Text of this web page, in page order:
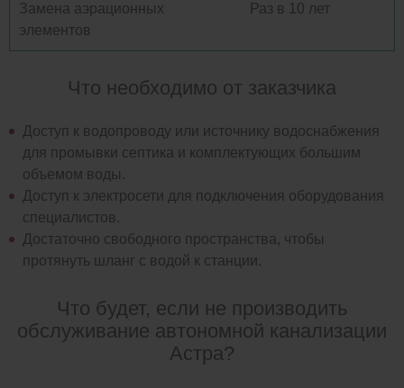
Замена аэрационных
элементов
Раз в 10 лет
Что необходимо от заказчика
Доступ к водопроводу или источнику водоснабжения
для промывки септика и комплектующих большим
объемом воды.
Доступ к электросети для подключения оборудования
специалистов.
Достаточно свободного пространства, чтобы
протянуть шланг с водой к станции.
Что будет, если не производить
обслуживание автономной канализации
Астра?